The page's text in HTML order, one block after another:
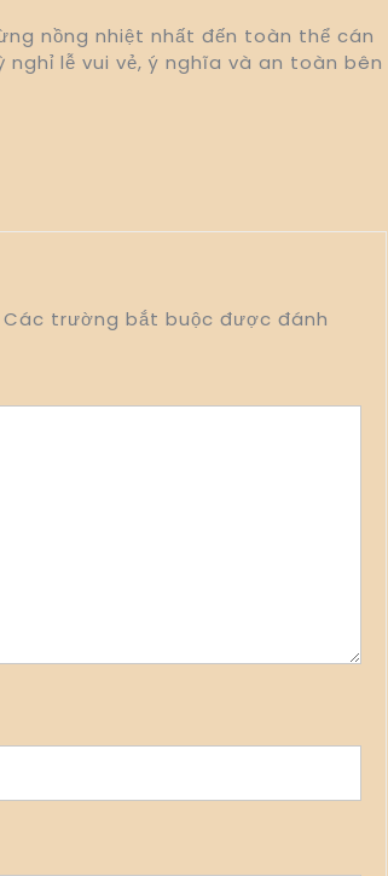
nồng nhiệt nhất đến toàn thể cán
lễ vui vẻ, ý nghĩa và an toàn bên
Các trường bắt buộc được đánh